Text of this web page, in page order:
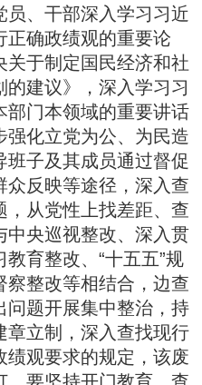
员、干部深入学习习近
正确政绩观的重要论
关于制定国民经济和社
建议》，深入学习习
部门本领域的重要讲话
强化立党为公、为民造
子及其成员通过督促
众反映等途径，深入查
，从党性上找差距、查
中央巡视整改、深入贯
育整改、“十五五”规
察整改等相结合，边查
问题开展集中整治，持
章立制，深入查找现行
绩观要求的规定，该废